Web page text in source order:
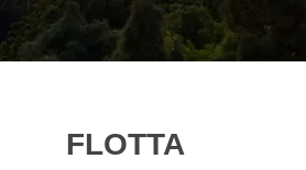
FLOTTA